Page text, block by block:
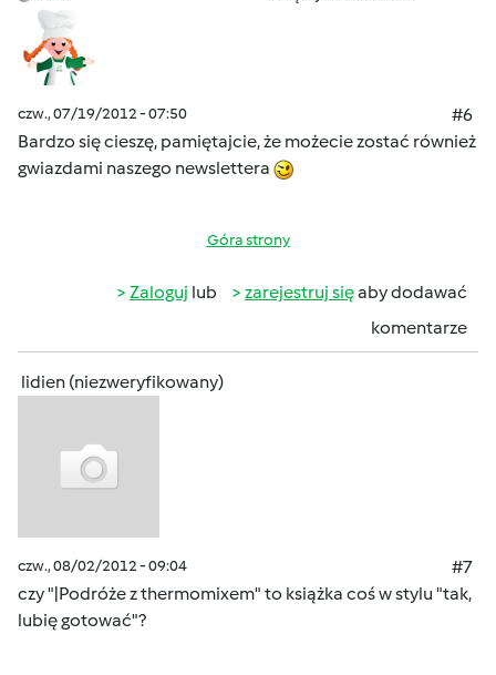
czw., 07/19/2012 - 07:50
#6
Bardzo się cieszę, pamiętajcie, że możecie zostać również
gwiazdami naszego newslettera
Góra strony
Zaloguj lub zarejestruj sięaby dodawać
komentarze
lidien (niezweryfikowany)
czw., 08/02/2012 - 09:04
#7
czy "|Podróże z thermomixem" to książka coś w stylu "tak,
lubię gotować"?